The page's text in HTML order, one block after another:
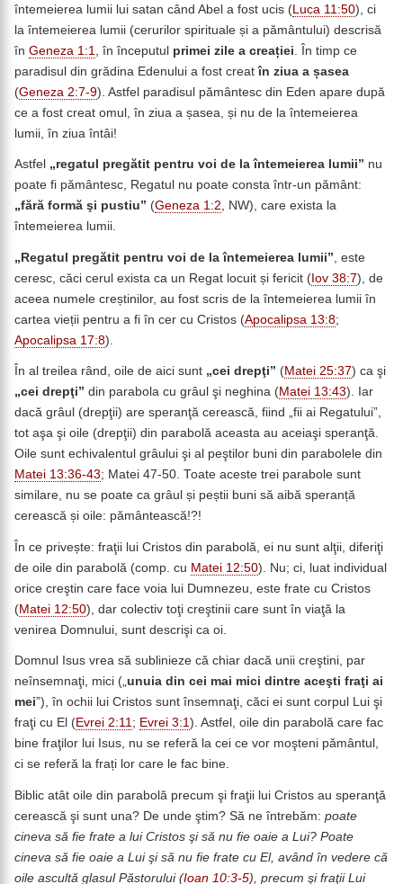
întemeierea lumii lui satan când Abel a fost ucis ( Luca 11:50), ci
la întemeierea lumii (cerurilor spirituale și a pământului) descrisă
în Geneza 1:1 , în începutul primei zile a creației . În timp ce
paradisul din grădina Edenului a fost creatîn ziua a șasea
(Geneza 2:7-9). Astfel paradisul pământesc din Eden apare după
ce a fost creat omul, în ziua a șasea, și nu de la întemeierea
lumii, în ziua întâi!
Astfel „regatul pregătit pentru voi de la întemeierea lumii” nu
poate fi pământesc, Regatul nu poate consta într-un pământ:
„fără formă şi pustiu” (Geneza 1:2, NW), care exista la
întemeierea lumii.
„ Regatul pregătit pentru voi de la întemeierea lumii” , este
ceresc, căci cerul exista ca un Regat locuit și fericit ( Iov 38:7), de
aceea numele creștinilor, au fost scris de la întemeierea lumii în
cartea vieții pentru a fi în cer cu Cristos (Apocalipsa 13:8;
Apocalipsa 17:8).
În al treilea rând, oile de aici sunt „cei drepţi” (Matei 25:37) ca şi
„cei drepţi” din parabola cu grâul şi neghina (Matei 13:43). Iar
dacă grâul (drepţii) are speranţă cerească, fiind „fii ai Regatului”,
tot aşa şi oile (drepţii) din parabolă aceasta au aceiaşi speranţă.
Oile sunt echivalentul grâului şi al peştilor buni din parabolele din
Matei 13:36-43; Matei 47-50. Toate aceste trei parabole sunt
similare, nu se poate ca grâul și peștii buni să aibă speranță
cerească și oile: pământească!?!
În ce privește: fraţii lui Cristos din parabolă, ei nu sunt alţii, diferiţi
de oile din parabolă (comp. cu Matei 12:50). Nu; ci, luat individual
orice creştin care face voia lui Dumnezeu, este frate cu Cristos
(Matei 12:50), dar colectiv toţi creştinii care sunt în viaţă la
venirea Domnului, sunt descrişi ca oi.
Domnul Isus vrea să sublinieze că chiar dacă unii creştini, par
neînsemnaţi, mici („unuia din cei mai mici dintre aceşti fraţi ai
mei”), în ochii lui Cristos sunt însemnaţi, căci ei sunt corpul Lui şi
fraţi cu El (Evrei 2:11; Evrei 3:1). Astfel, oile din parabolă care fac
bine fraţilor lui Isus, nu se referă la cei ce vor moşteni pământul,
ci se referă la frați lor care le fac bine.
Biblic atât oile din parabolă precum şi fraţii lui Cristos au speranţă
cerească şi sunt una? De unde ştim? Să ne întrebăm: poate
cineva să fie frate a lui Cristos şi să nu fie oaie a Lui? Poate
cineva să fie oaie a Lui şi să nu fie frate cu El, având în vedere că
oile ascultă glasul Păstorului (Ioan 10:3-5), precum şi fraţii Lui